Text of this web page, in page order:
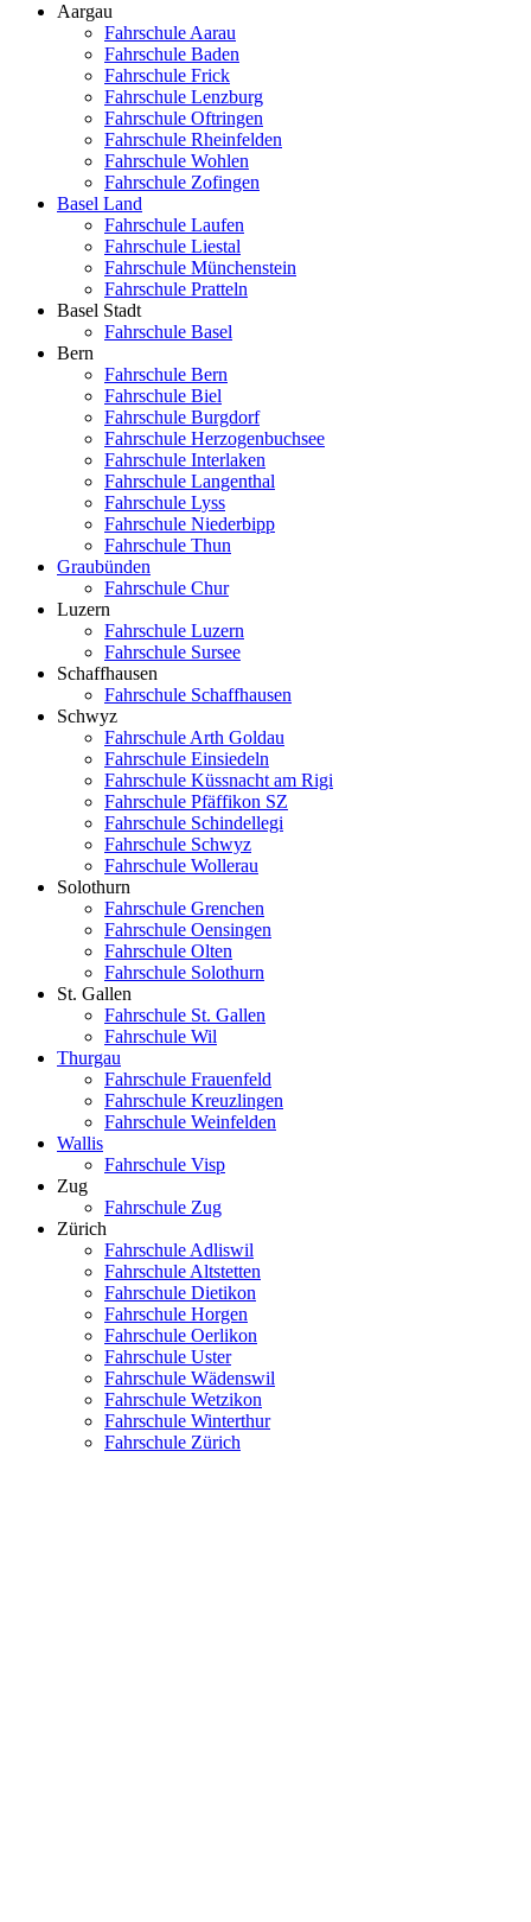
Aargau
Fahrschule Aarau
Fahrschule Baden
Fahrschule Frick
Fahrschule Lenzburg
Fahrschule Oftringen
Fahrschule Rheinfelden
Fahrschule Wohlen
Fahrschule Zofingen
Basel Land
Fahrschule Laufen
Fahrschule Liestal
Fahrschule Münchenstein
Fahrschule Pratteln
Basel Stadt
Fahrschule Basel
Bern
Fahrschule Bern
Fahrschule Biel
Fahrschule Burgdorf
Fahrschule Herzogenbuchsee
Fahrschule Interlaken
Fahrschule Langenthal
Fahrschule Lyss
Fahrschule Niederbipp
Fahrschule Thun
Graubünden
Fahrschule Chur
Luzern
Fahrschule Luzern
Fahrschule Sursee
Schaffhausen
Fahrschule Schaffhausen
Schwyz
Fahrschule Arth Goldau
Fahrschule Einsiedeln
Fahrschule Küssnacht am Rigi
Fahrschule Pfäffikon SZ
Fahrschule Schindellegi
Fahrschule Schwyz
Fahrschule Wollerau
Solothurn
Fahrschule Grenchen
Fahrschule Oensingen
Fahrschule Olten
Fahrschule Solothurn
St. Gallen
Fahrschule St. Gallen
Fahrschule Wil
Thurgau
Fahrschule Frauenfeld
Fahrschule Kreuzlingen
Fahrschule Weinfelden
Wallis
Fahrschule Visp
Zug
Fahrschule Zug
Zürich
Fahrschule Adliswil
Fahrschule Altstetten
Fahrschule Dietikon
Fahrschule Horgen
Fahrschule Oerlikon
Fahrschule Uster
Fahrschule Wädenswil
Fahrschule Wetzikon
Fahrschule Winterthur
Fahrschule Zürich